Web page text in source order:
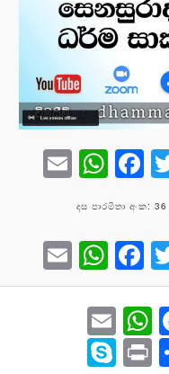
Email
දස පාරමිතා අංක:
Email